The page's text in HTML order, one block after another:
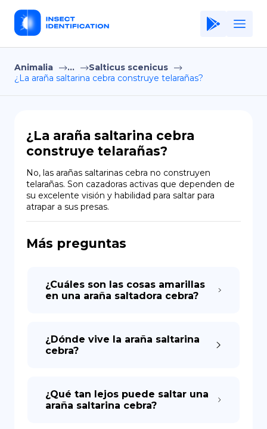
Home
Application
Terms of Use
Privacy Policy
ES
EN
DE
Copiright © Niro ID
Animalia ...
Salticus scenicus
¿La araña saltarina cebra construye telarañas?
¿La araña saltarina cebra
construye telarañas?
No, las arañas saltarinas cebra no construyen
telarañas. Son cazadoras activas que dependen de
su excelente visión y habilidad para saltar para
atrapar a sus presas.
Más preguntas
¿Cuáles son las cosas amarillas
en una araña saltadora cebra?
¿Dónde vive la araña saltarina
cebra?
¿Qué tan lejos puede saltar una
araña saltarina cebra?